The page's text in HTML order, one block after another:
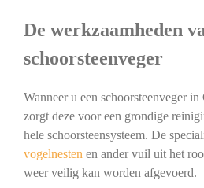
De werkzaamheden
schoorsteenveger
Wanneer u een schoorsteenveger
zorgt deze voor een grondige
hele schoorsteensysteem. De
vogelnesten en ander vuil uit het
weer veilig kan worden afgevoerd.